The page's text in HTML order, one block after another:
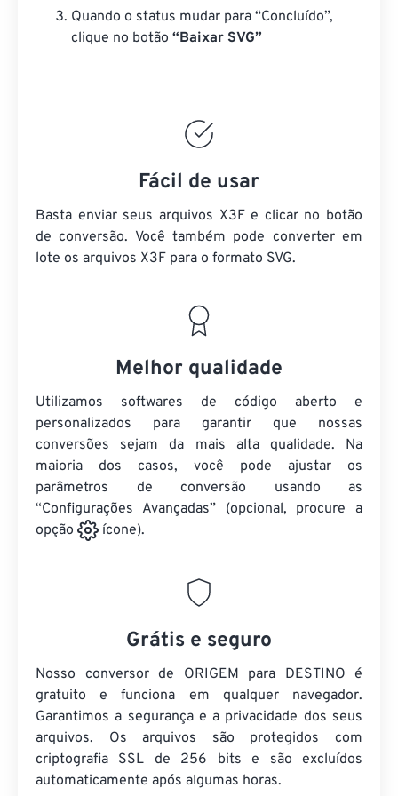
Quando o status mudar para “Concluído”,
clique no botão “Baixar SVG”
Fácil de usar
Basta enviar seus arquivos X3F e clicar no botão
de conversão. Você também pode converter em
lote os arquivos X3F para o formato SVG.
Melhor qualidade
Utilizamos softwares de código aberto e
personalizados para garantir que nossas
conversões sejam da mais alta qualidade. Na
maioria dos casos, você pode ajustar os
parâmetros de conversão usando as
“Configurações Avançadas” (opcional, procure a
opção
ícone).
Grátis e seguro
Nosso conversor de ORIGEM para DESTINO é
gratuito e funciona em qualquer navegador.
Garantimos a segurança e a privacidade dos seus
arquivos. Os arquivos são protegidos com
criptografia SSL de 256 bits e são excluídos
automaticamente após algumas horas.